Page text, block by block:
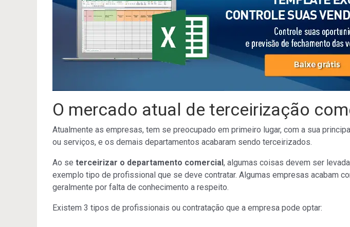
O mercado atual de terceirização
Atualmente as empresas, tem se preocupado em primeiro lugar, com a sua
ou serviços, e os demais departamentos acabaram sendo terceirizados.
Ao se terceirizar o departamento comercial , algumas coisas devem ser
exemplo tipo de profissional que se deve contratar. Algumas empresas acabam
geralmente por falta de conhecimento a respeito.
Existem 3 tipos de profissionais ou contratação que a empresa pode optar: